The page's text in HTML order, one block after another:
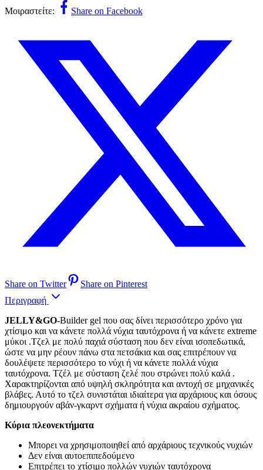
Μοιραστείτε:
Share on Facebook
Share on Twitter
Share on Pinterest
Περιγραφή
JELLY&GO-Builder gel που σας δίνει περισσότερο χρόνο για
χτίσιμο και να κάνετε πολλά νύχια ταυτόχρονα ή να κάνετε extreme
μύκοι .Τζελ με πολύ παχιά σύσταση που δεν είναι ισοπεδωτικά,
ώστε να μην ρέουν πάνω στα πετσάκια και σας επιτρέπουν να
δουλέψετε περισσότερο το νύχι ή να κάνετε πολλά νύχια
ταυτόχρονα. Τζέλ με σύσταση ζελέ που στρώνει πολύ καλά .
Χαρακτηρίζονται από υψηλή σκληρότητα και αντοχή σε μηχανικές
βλάβες. Αυτό το τζελ συνιστάται ιδιαίτερα για αρχάριους και όσους
δημιουργούν αβάν-γκαρντ σχήματα ή νύχια ακραίου σχήματος.
Κύρια πλεονεκτήματα
Μπορει να χρησιμοποιηθεί από αρχάριους τεχνικούς νυχιών
Δεν είναι αυτοεπιπεδούμενο
Επιτρέπει το χτίσιμο πολλών νυχιών ταυτόχρονα